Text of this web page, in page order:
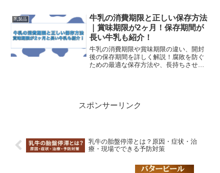
乳製品
牛乳の消費期限と正しい保存方法
｜賞味期限が2ヶ月！保存期間が
長い牛乳も紹介！
牛乳の消費期限や賞味期限の違い、開封
後の保存期間を詳しく解説！腐敗を防ぐ
ための最適な保存方法や、長持ちさせる
スポンサーリンク
乳牛の胎盤停滞とは？原因・症状・治
療・現場でできる予防対策